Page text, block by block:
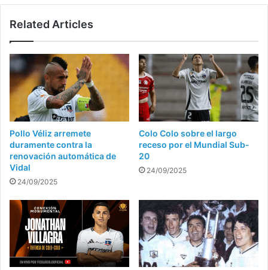
Related Articles
Pollo Véliz arremete
duramente contra la
renovación automática de
Vidal
24/09/2025
Colo Colo sobre el largo
receso por el Mundial Sub-
20
24/09/2025